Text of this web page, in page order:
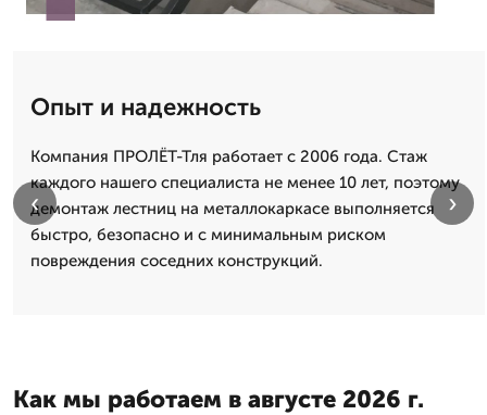
Опыт и надежность
Компания ПРОЛЁТ-Тля работает с 2006 года. Стаж
каждого нашего специалиста не менее 10 лет, поэтому
демонтаж лестниц на металлокаркасе выполняется
быстро, безопасно и с минимальным риском
повреждения соседних конструкций.
‹ ›
Как мы работаем в августе 2026 г.